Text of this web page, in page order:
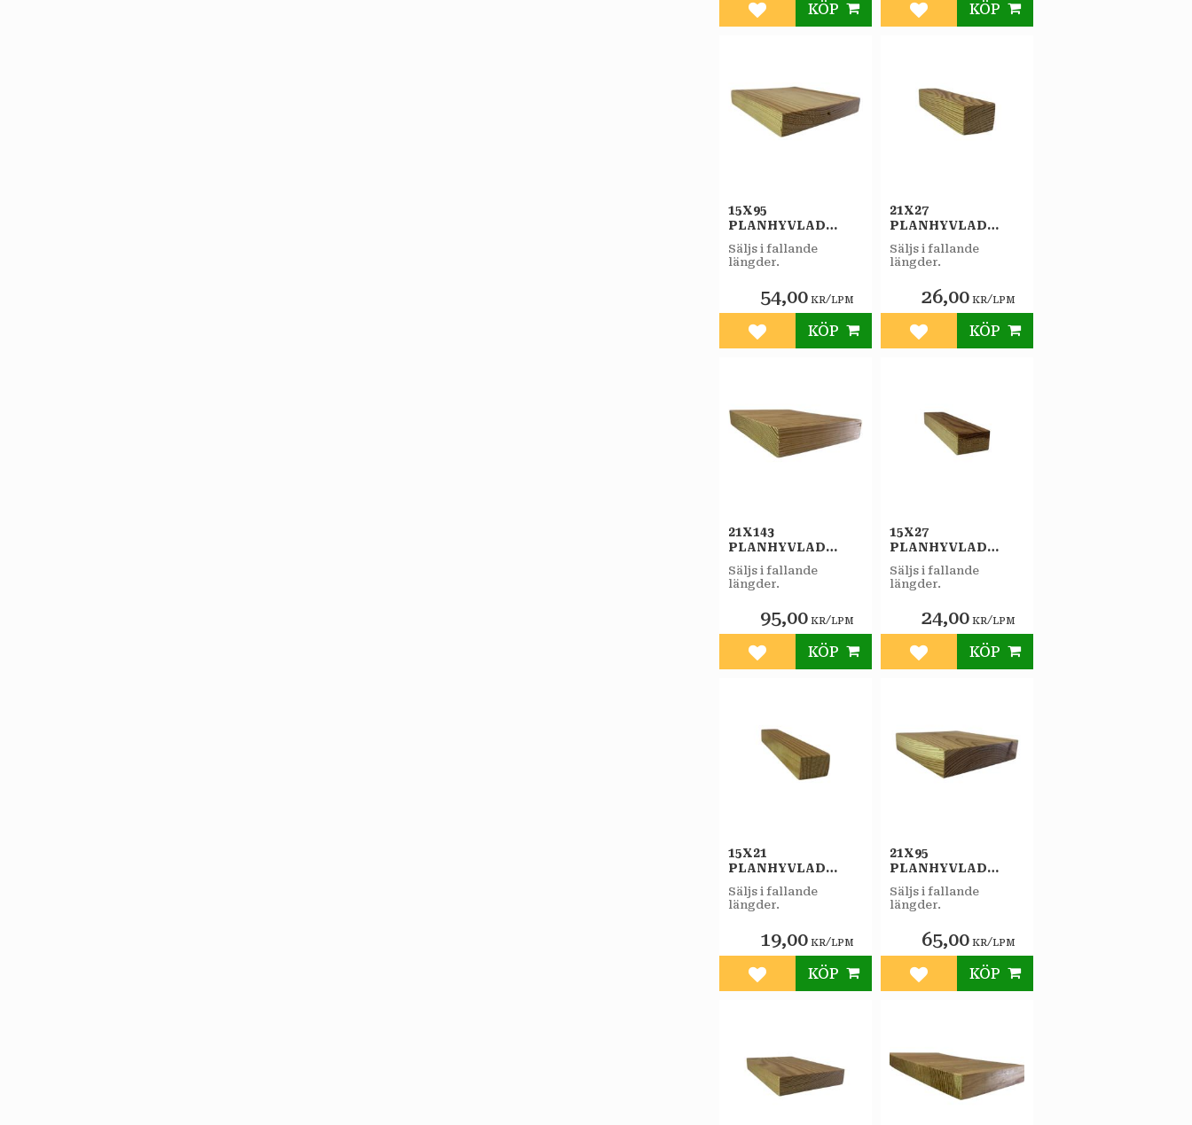
Lägg till i favoriter
KÖP
Lägg till i favoriter
KÖP
15X95
PLANHYVLAD
FURU A
Säljs i fallande
längder.
54,00KR/LPM
Lägg till i favoriter
KÖP
21X27
PLANHYVLAD
FURU A
Säljs i fallande
längder.
26,00KR/LPM
Lägg till i favoriter
KÖP
21X143
PLANHYVLAD
FURU A
Säljs i fallande
längder.
95,00KR/LPM
Lägg till i favoriter
KÖP
15X27
PLANHYVLAD
FURU A
Säljs i fallande
längder.
24,00KR/LPM
Lägg till i favoriter
KÖP
15X21
PLANHYVLAD
FURU A
Säljs i fallande
längder.
19,00KR/LPM
Lägg till i favoriter
KÖP
21X95
PLANHYVLAD
FURU A
Säljs i fallande
längder.
65,00KR/LPM
Lägg till i favoriter
KÖP